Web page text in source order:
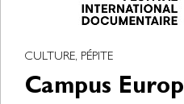
CULTURE, PÉPITE
Campus